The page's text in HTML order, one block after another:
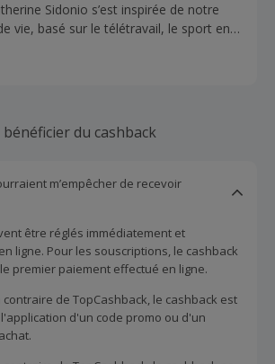
Sidonio s’est inspirée de notre
vie, basé sur le télétravail, le sport en
Ce vestiaire se compose de satins aux
lurex confortables et élégants.
du cashback
m’empêcher de recevoir
être réglés immédiatement et
ligne. Pour les souscriptions, le cashback
premier paiement effectué en ligne.
de TopCashback, le cashback est
d'un code promo ou d'un